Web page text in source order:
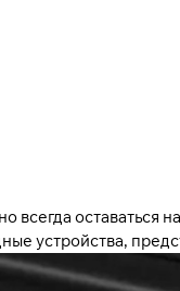
всегда оставаться
устройства,